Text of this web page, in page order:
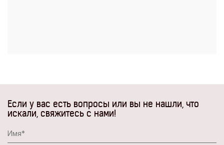
Если у вас есть вопросы или вы не нашли, что
искали, свяжитесь с нами!